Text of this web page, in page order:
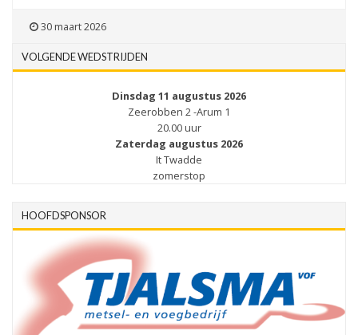
30 maart 2026
VOLGENDE WEDSTRIJDEN
Dinsdag 11 augustus 2026
Zeerobben 2 -Arum 1
20.00 uur
Zaterdag augustus 2026
It Twadde
zomerstop
HOOFDSPONSOR